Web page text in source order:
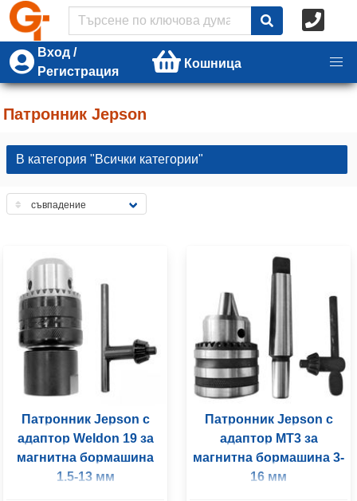
Вход /
Регистрация
Кошница
Патронник Jepson
В категория "Всички категории"
Патронник Jepson с
адаптор Weldon 19 за
магнитна бормашина
1.5-13 мм
Патронник Jepson с
адаптор МТ3 за
магнитна бормашина 3-
16 мм